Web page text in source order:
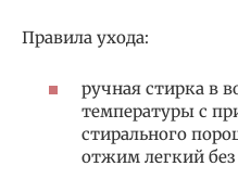
Правила ухода:
ручная стирка в
температуры с
стирального
отжим легкий